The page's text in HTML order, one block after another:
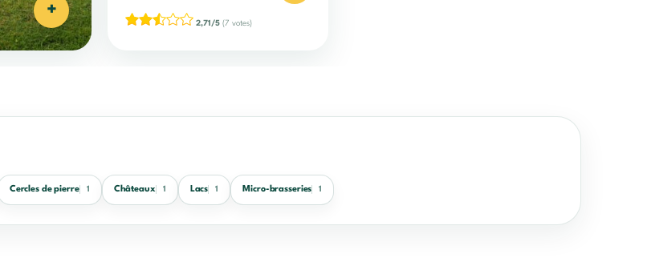
+
2,71/5 (7 votes)
Cercles de pierre 1 Châteaux 1 Lacs 1 Micro-brasseries 1